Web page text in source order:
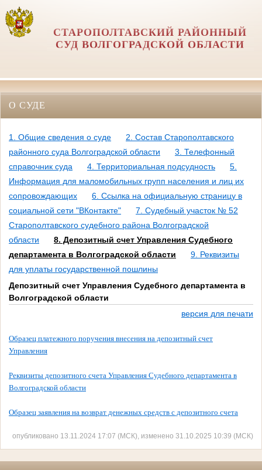
СТАРОПОЛТАВСКИЙ РАЙОННЫЙ
СУД ВОЛГОГРАДСКОЙ ОБЛАСТИ
О СУДЕ
1. Общие сведения о суде
2. Состав Старополтавского
районного суда Волгоградской области
3. Телефонный
справочник суда
4. Территориальная подсудность
5.
Информация для маломобильных групп населения и лиц их
сопровождающих
6. Ссылка на официальную страницу в
социальной сети "ВКонтакте"
7. Судебный участок № 52
Старополтавского судебного района Волгоградской
области
8. Депозитный счет Управления Судебного
департамента в Волгоградской области
9. Реквизиты
для уплаты государственной пошлины
Депозитный счет Управления Судебного департамента в
Волгоградской области
версия для печати
Образец платежного поручения внесения на депозитный счет
Управления
Реквизиты депозитного счета Управления Судебного департамента в
Волгоградской области
Образец заявления на возврат денежных средств с депозитного счета
опубликовано 13.11.2024 17:07 (МСК), изменено 31.10.2025 10:39 (МСК)